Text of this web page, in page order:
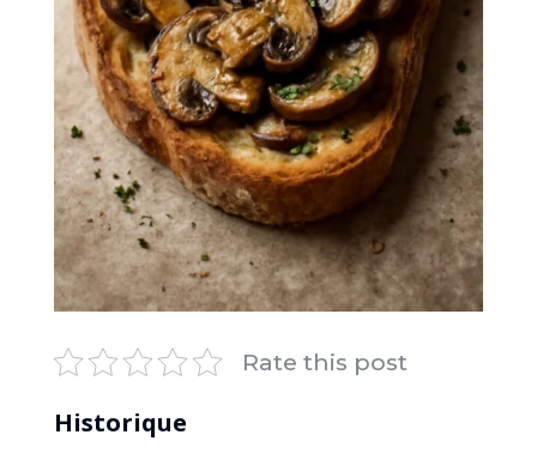
Rate this post
Historique